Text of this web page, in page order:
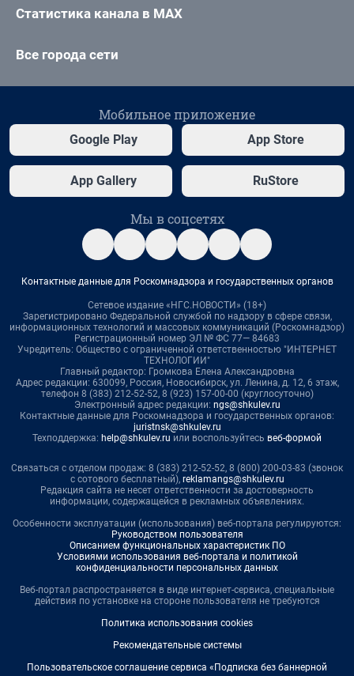
Статистика канала в MAX
Все города сети
Мобильное приложение
Google Play App Store
App Gallery RuStore
Мы в соцсетях
Контактные данные для Роскомнадзора и государственных органов
Сетевое издание «НГС.НОВОСТИ» (18+)
Зарегистрировано Федеральной службой по надзору в сфере связи,
информационных технологий и массовых коммуникаций (Роскомнадзор)
Регистрационный номер ЭЛ № ФС 77— 84683
Учредитель: Общество с ограниченной ответственностью "ИНТЕРНЕТ
ТЕХНОЛОГИИ"
Главный редактор: Громкова Елена Александровна
Адрес редакции: 630099, Россия, Новосибирск, ул. Ленина, д. 12, 6 этаж,
телефон 8 (383) 212-52-52, 8 (923) 157-00-00 (круглосуточно)
Электронный адрес редакции: ngs@shkulev.ru
Контактные данные для Роскомнадзора и государственных органов:
juristnsk@shkulev.ru
Техподдержка: help@shkulev.ru или воспользуйтесь веб-формой
Связаться с отделом продаж: 8 (383) 212-52-52, 8 (800) 200-03-83 (звонок
с сотового бесплатный), reklamangs@shkulev.ru
Редакция сайта не несет ответственности за достоверность
информации, содержащейся в рекламных объявлениях.
Особенности эксплуатации (использования) веб-портала регулируются:
Руководством пользователя
Описанием функциональных характеристик ПО
Условиями использования веб-портала и политикой
конфиденциальности персональных данных
Веб-портал распространяется в виде интернет-сервиса, специальные
действия по установке на стороне пользователя не требуются
Политика использования cookies
Рекомендательные системы
Пользовательское соглашение сервиса «Подписка без баннерной